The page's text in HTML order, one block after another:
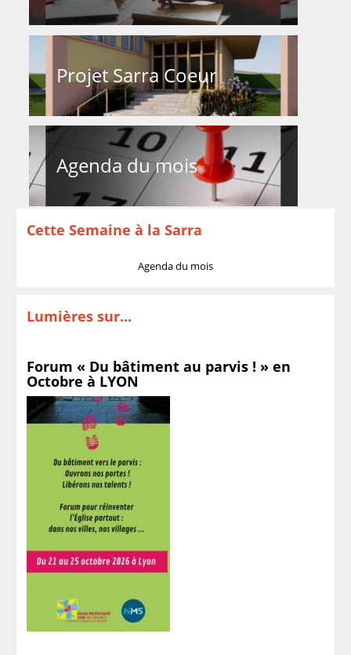
Projet Sarra Coeur
Agenda du mois
Cette Semaine à la Sarra
Agenda du mois
Lumières sur...
Forum « Du bâtiment au parvis ! » en
Octobre à LYON